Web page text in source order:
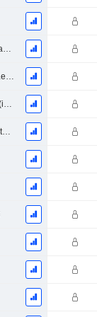
Schuldenäquivalent der nicht finanzierten projizierten Leistungspflicht
Schuldenäquivalent Operativer Leasingverträge
Minderheitsbeteiligung, Gesamt (inkl. Fin. Div.)
Investitionen nach der Equity-Methode, Gesamt